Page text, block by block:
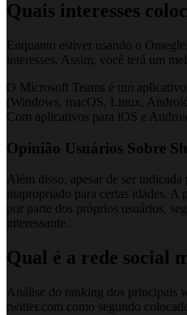
Quais interesses
Enquanto estiver usando o
interesses. Assim, você terá um
O Microsoft Teams é um
(Windows, macOS, Linux,
Com aplicativos para iOS e
Opinião Usuários Sobre
Além disso, apesar de ser
inapropriado para certas idades.
por parte dos próprios usuários,
interessante.
Qual é a rede social
Análise do ranking dos principais
twitter.com como segundo